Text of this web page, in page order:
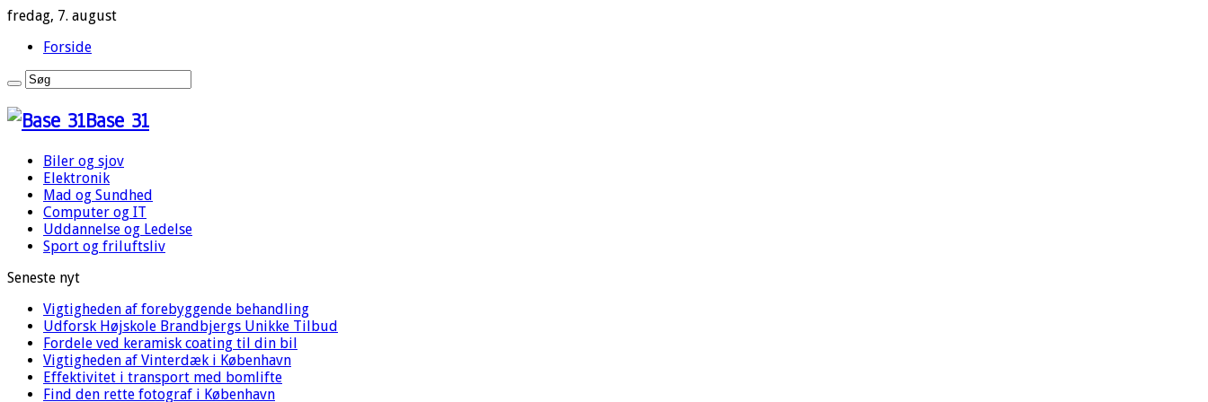
fredag, 7. august
Forside
Base 31
Biler og sjov
Elektronik
Mad og Sundhed
Computer og IT
Uddannelse og Ledelse
Sport og friluftsliv
Seneste nyt
Vigtigheden af forebyggende behandling
Udforsk Højskole Brandbjergs Unikke Tilbud
Fordele ved keramisk coating til din bil
Vigtigheden af Vinterdæk i København
Effektivitet i transport med bomlifte
Find den rette fotograf i København